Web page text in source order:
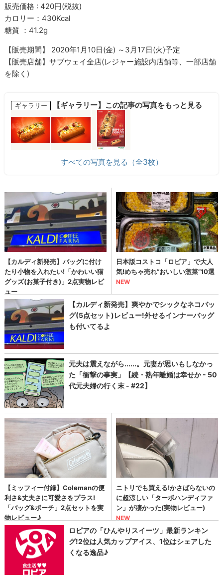
販売価格 : 420円(税抜)
カロリー：430Kcal
糖質 ：41.2g
【販売期間】 2020年1月10日(金) ～3月17日(火)予定
【販売店舗】サブウェイ全店(レジャー施設内店舗等、一部店舗
を除く)
ギャラリー 【ギャラリー】この記事の写真をもっと見る
すべての写真を見る（全3枚）